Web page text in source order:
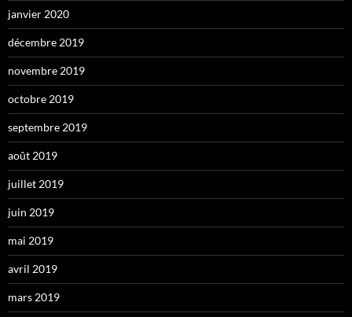
janvier 2020
décembre 2019
novembre 2019
octobre 2019
septembre 2019
août 2019
juillet 2019
juin 2019
mai 2019
avril 2019
mars 2019